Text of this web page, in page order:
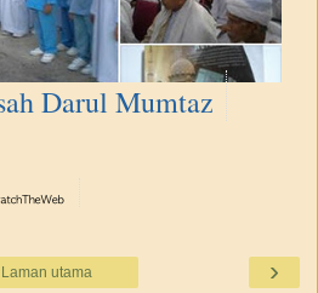
Darul Mumtaz
›
Laman utama